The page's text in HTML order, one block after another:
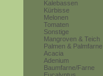
Kalebassen
Kürbisse
Melonen
Tomaten
Sonstige
Mangroven & Teich
Palmen & Palmfarne
Acacia
Adenium
Baumfarne/Farne